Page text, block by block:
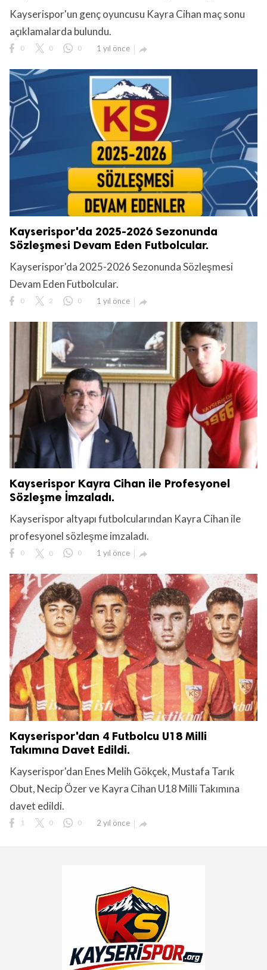
Kayserispor'un genç oyuncusu Kayra Cihan maç sonu
açıklamalarda bulundu.
0 0 0 1 yıl önce 
Kayserispor'da 2025-2026 Sezonunda
Sözleşmesi Devam Eden Futbolcular.
Kayserispor'da 2025-2026 Sezonunda Sözleşmesi
Devam Eden Futbolcular.
0 2 0 1 yıl önce 
Kayserispor Kayra Cihan ile Profesyonel
Sözleşme İmzaladı.
Kayserispor altyapı futbolcularından Kayra Cihan ile
profesyonel sözleşme imzaladı.
0 0 0 1 yıl önce 
Kayserispor'dan 4 Futbolcu U18 Milli
Takımına Davet Edildi.
Kayserispor'dan Enes Melih Gökçek, Mustafa Tarık
Obut, Necip Özer ve Kayra Cihan U18 Milli Takımına
davet edildi.
1 0 0 2 yıl önce 